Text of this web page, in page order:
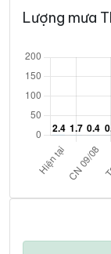
Lượng mưa